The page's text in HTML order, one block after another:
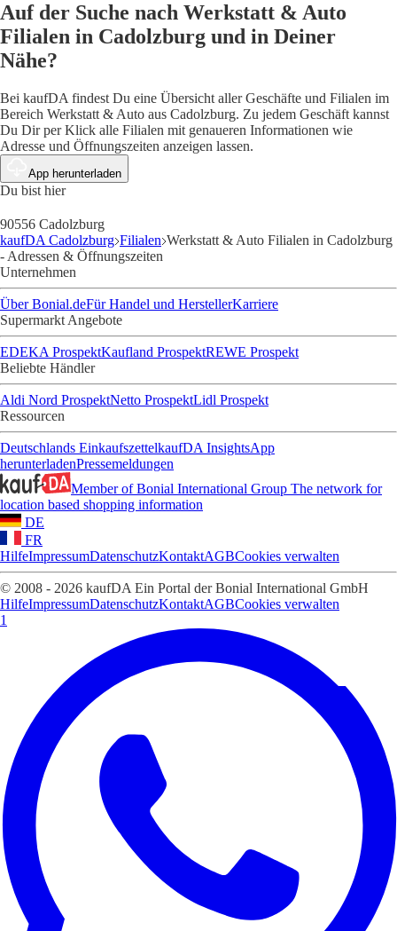
Auf der Suche nach Werkstatt & Auto
Filialen in Cadolzburg und in Deiner
Nähe?
Bei kaufDA findest Du eine Übersicht aller Geschäfte und Filialen im
Bereich Werkstatt & Auto aus Cadolzburg. Zu jedem Geschäft kannst
Du Dir per Klick alle Filialen mit genaueren Informationen wie
Adresse und Öffnungszeiten anzeigen lassen.
App herunterladen
Du bist hier
90556 Cadolzburg
kaufDA Cadolzburg Filialen Werkstatt & Auto Filialen in Cadolzburg
- Adressen & Öffnungszeiten
Unternehmen
Über Bonial.deFür Handel und HerstellerKarriere
Supermarkt Angebote
EDEKA ProspektKaufland ProspektREWE Prospekt
Beliebte Händler
Aldi Nord ProspektNetto ProspektLidl Prospekt
Ressourcen
Deutschlands EinkaufszettelkaufDA InsightsApp
herunterladenPressemeldungen
Member of Bonial International Group The network for
location based shopping information
DE
FR
HilfeImpressumDatenschutzKontaktAGBCookies verwalten
© 2008 - 2026 kaufDA Ein Portal der Bonial International GmbH
HilfeImpressumDatenschutzKontaktAGBCookies verwalten
1